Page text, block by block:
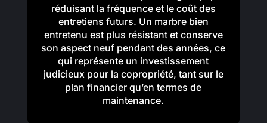
réduisant la fréquence et le coût des
entretiens futurs. Un marbre bien
entretenu est plus résistant et conserve
son aspect neuf pendant des années, ce
qui représente un investissement
judicieux pour la copropriété, tant sur le
plan financier qu’en termes de
maintenance.